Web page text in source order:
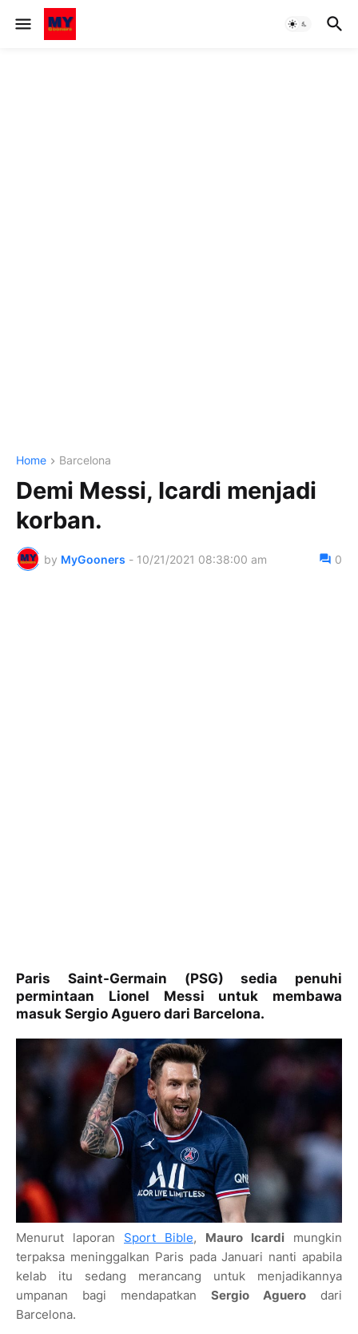
Home Barcelona
Demi Messi, Icardi menjadi
korban.
by MyGooners - 10/21/2021 08:38:00 am 0
Paris Saint-Germain (PSG) sedia penuhi
permintaan Lionel Messi untuk membawa
masuk Sergio Aguero dari Barcelona.
Menurut laporan Sport Bible, Mauro Icardi mungkin
terpaksa meninggalkan Paris pada Januari nanti apabila
kelab itu sedang merancang untuk menjadikannya
umpanan bagi mendapatkan Sergio Aguero dari
Barcelona.